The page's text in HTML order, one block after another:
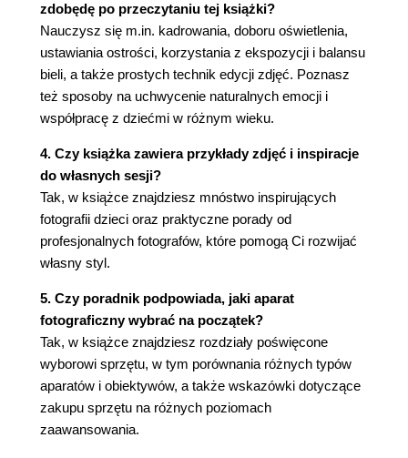
Ucieknij od zielonego światełka (130)
Pomiar światła (135)
Wykres-ściągawka (136)
Kontrola jakości: JPEG a RAW (139)
Błyskotki (Stacy Wasmuth) (140)
Rozdział 7. Tworzyć i komponować (143)
Kompozycja (144)
Twórcze podejście (147)
Kącik porad mistrzów fotografii (Audrey Woulard)
(154)
CZĘŚĆ IV (Inter)akcja! (157)
Gotowa do występu? (159)
Rodzi się gwiazda (162)
Maluchy (167)
Epoka tornistra (172)
Trudne nastolatki (176)
Kącik porad mistrzów fotografii (Carrie Sandoval)
(180)
zdobędę po przeczytaniu tej książki?
Nauczysz się m.in. kadrowania, doboru oświetlenia,
ustawiania ostrości, korzystania z ekspozycji i balansu
bieli, a także prostych technik edycji zdjęć. Poznasz
też sposoby na uchwycenie naturalnych emocji i
współpracę z dziećmi w różnym wieku.
4. Czy książka zawiera przykłady zdjęć i inspiracje
do własnych sesji?
Tak, w książce znajdziesz mnóstwo inspirujących
fotografii dzieci oraz praktyczne porady od
profesjonalnych fotografów, które pomogą Ci rozwijać
własny styl.
5. Czy poradnik podpowiada, jaki aparat
fotograficzny wybrać na początek?
Tak, w książce znajdziesz rozdziały poświęcone
wyborowi sprzętu, w tym porównania różnych typów
aparatów i obiektywów, a także wskazówki dotyczące
zakupu sprzętu na różnych poziomach
zaawansowania.